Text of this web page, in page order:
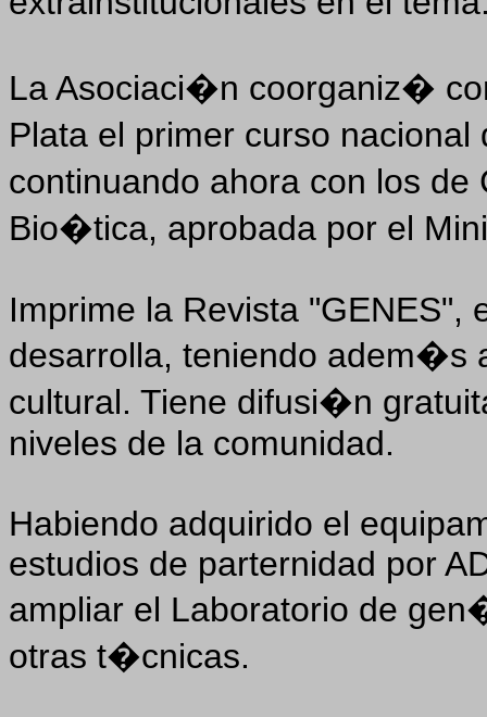
La Asociaci�n coorganiz�
Plata el primer curso
continuando ahora con los
Bio�tica, aprobada por el
Imprime la Revista "GENES",
desarrolla, teniendo adem�s
cultural. Tiene difusi�n
niveles de la comunidad.
Habiendo adquirido el
estudios de parternidad por
ampliar el Laboratorio de
otras t�cnicas.